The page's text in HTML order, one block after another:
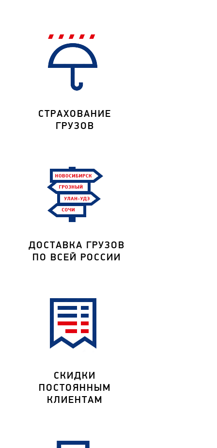
СТРАХОВАНИЕ
ГРУЗОВ
ДОСТАВКА ГРУЗОВ
ПО ВСЕЙ РОССИИ
СКИДКИ
ПОСТОЯННЫМ
КЛИЕНТАМ